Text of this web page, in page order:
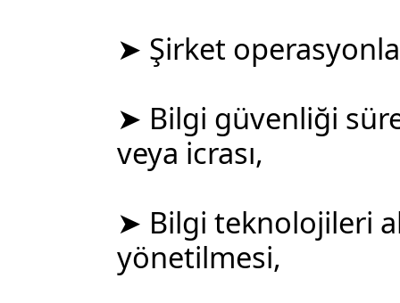
➤ Şirket
➤ Bilgi güvenliği
veya icrası,
➤ Bilgi teknolojileri
yönetilmesi,